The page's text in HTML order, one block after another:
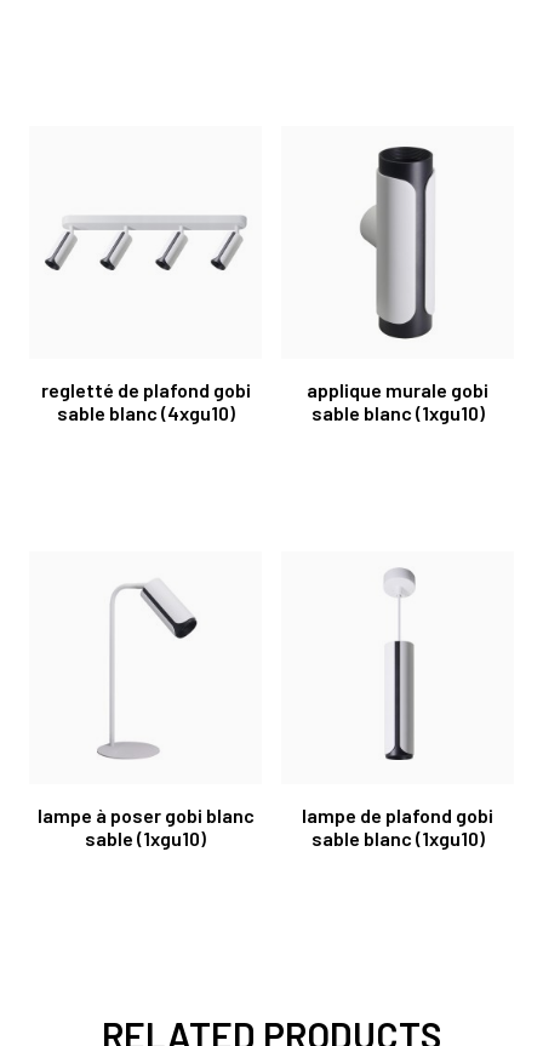
regletté de plafond gobi
sable blanc (4xgu10)
applique murale gobi
sable blanc (1xgu10)
lampe à poser gobi blanc
sable (1xgu10)
lampe de plafond gobi
sable blanc (1xgu10)
RELATED PRODUCTS